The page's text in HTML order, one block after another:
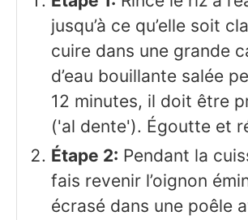
jusqu’à ce qu’elle soit
cuire dans une grande
d’eau bouillante salée
12 minutes, il doit être
('al dente'). Égoutte et
Étape 2: Pendant la
fais revenir l’oignon
écrasé dans une poêle